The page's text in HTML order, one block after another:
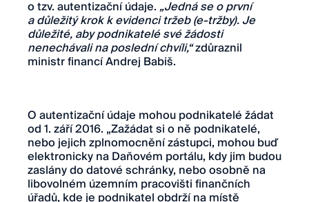
o tzv. autentizační údaje.„Jedná se o první
a důležitý krok k evidenci tržeb (e-tržby). Je
důležité, aby podnikatelé své žádosti
nenechávali na poslední chvíli,“zdůraznil
ministr financí Andrej Babiš.
O autentizační údaje mohou podnikatelé žádat
od 1. září 2016. „Zažádat si o ně podnikatelé,
nebo jejich zplnomocnění zástupci, mohou buď
elektronicky na Daňovém portálu, kdy jim budou
zaslány do datové schránky, nebo osobně na
libovolném územním pracovišti finančních
úřadů, kde je podnikatel obdrží na místě